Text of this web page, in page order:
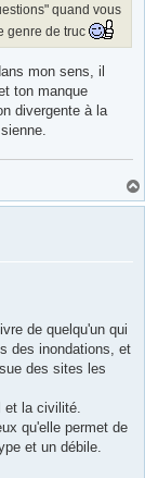
quand vous
genre de truc
mon sens, il
ton manque
divergente à la
de quelqu'un qui
des inondations, et
des sites les
et la civilité.
qu'elle permet de
et un débile.